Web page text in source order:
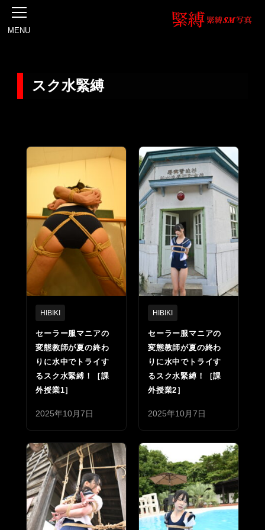
MENU
スク水緊縛
HIBIKI
セーラー服マニアの
変態教師が夏の終わ
りに水中でトライす
るスク水緊縛！［課
外授業1］
2025年10月7日
HIBIKI
セーラー服マニアの
変態教師が夏の終わ
りに水中でトライす
るスク水緊縛！［課
外授業2］
2025年10月7日